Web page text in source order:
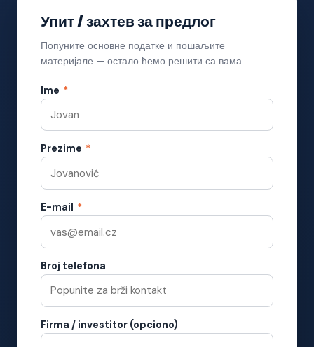
Упит / захтев за предлог
Попуните основне податке и пошаљите
материјале — остало ћемо решити са вама.
Ime *
Prezime *
E-mail *
Broj telefona
Firma / investitor (opciono)